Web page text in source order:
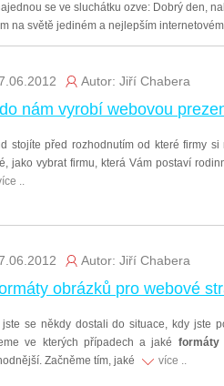
se ve sluchátku ozve: Dobrý den,
na světě jediném a nejlepším
Autor: Jiří Chabera
nám vyrobí webovou
stojíte před rozhodnutím od které firmy si
jako vybrat firmu, která Vám postaví
..
Autor: Jiří Chabera
obrázků pro webové
jste se někdy dostali do situace, kdy jste
ve kterých případech a jaké formáty
Začněme tím, jaké
více ..